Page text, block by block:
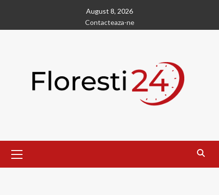
content
August 8, 2026
Contacteaza-ne
Menu